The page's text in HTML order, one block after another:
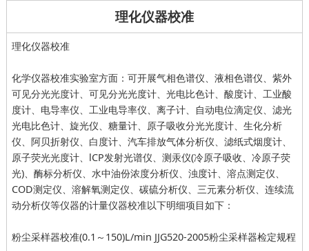
理化仪器校准
理化仪器校准
化学仪器校准实验室方面：可开展气相色谱仪、液相色谱仪、紫外
可见分光光度计、可见分光光度计、光电比色计、酸度计、工业酸
度计、电导率仪、工业电导率仪、离子计、自动电位滴定仪、滤光
光电比色计、旋光仪、糖量计、原子吸收分光光度计、生化分析
仪、阿贝折射仪、白度计、汽车排放气体分析仪、滤纸式烟度计、
原子荧光光度计、lCP发射光谱仪、测汞仪(冷原子吸收、冷原子荧
光)、酶标分析仪、水中油份浓度分析仪、浊度计、溶点测定仪、
COD测定仪、溶解氧测定仪、碳硫分析仪、三元素分析仪、连续流
动分析仪等仪器的计量仪器校准以下明细项目如下：
粉尘采样器校准(0.1～150)L/min JJG520-2005粉尘采样器检定规程